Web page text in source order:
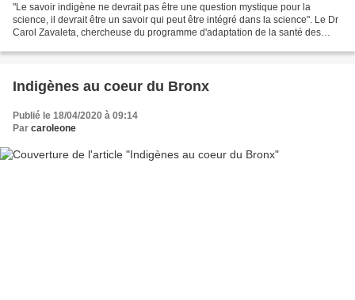
"Le savoir indigène ne devrait pas être une question mystique pour la
science, il devrait être un savoir qui peut être intégré dans la science". Le Dr
Carol Zavaleta, chercheuse du programme d'adaptation de la santé des
Indigènes au coeur du Bronx
Publié le 18/04/2020 à 09:14
Par caroleone